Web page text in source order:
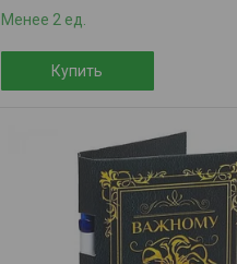
Менее 2 ед.
Купить